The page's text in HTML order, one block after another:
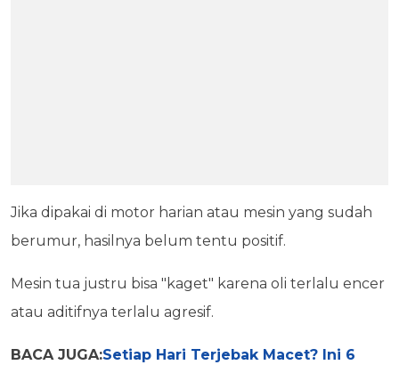
Jika dipakai di motor harian atau mesin yang sudah
berumur, hasilnya belum tentu positif.
Mesin tua justru bisa "kaget" karena oli terlalu encer
atau aditifnya terlalu agresif.
BACA JUGA:Setiap Hari Terjebak Macet? Ini 6